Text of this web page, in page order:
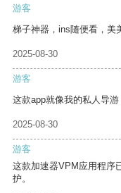
游客
梯子神器，ins随便看，美
2025-08-30
游客
这款app就像我的私人导游
2025-08-30
游客
这款加速器VPM应用程序
护。